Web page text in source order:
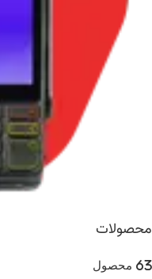
محصولات
63 محصول